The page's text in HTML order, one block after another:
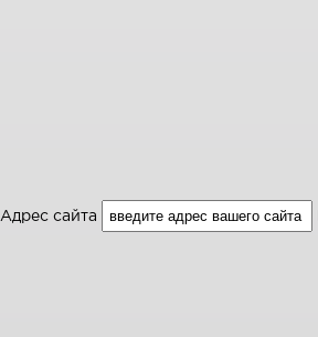
Адрес сайта